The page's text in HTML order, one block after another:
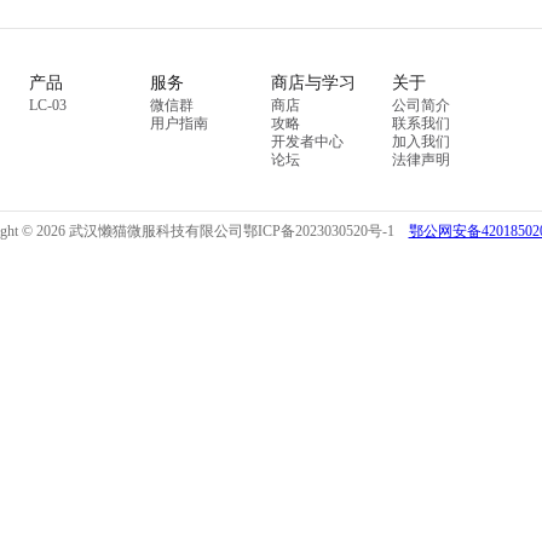
产品
LC-03
服务
微信群
用户指南
商店与学习
商店
攻略
开发者中心
论坛
关于
公司简介
联系我们
加入我们
法律声明
© 2026 武汉懒猫微服科技有限公司鄂ICP备2023030520号-1 鄂公网安备